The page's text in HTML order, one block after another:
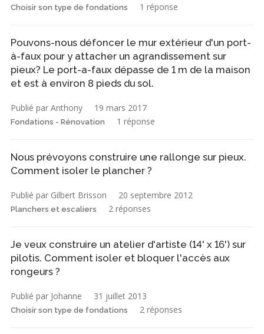
Choisir son type de fondations 1 réponse
Pouvons-nous défoncer le mur extérieur d'un port-
à-faux pour y attacher un agrandissement sur
pieux? Le port-a-faux dépasse de 1 m de la maison
et est à environ 8 pieds du sol.
Publié par Anthony 19 mars 2017
Fondations - Rénovation 1 réponse
Nous prévoyons construire une rallonge sur pieux.
Comment isoler le plancher ?
Publié par Gilbert Brisson 20 septembre 2012
Planchers et escaliers 2 réponses
Je veux construire un atelier d'artiste (14' x 16') sur
pilotis. Comment isoler et bloquer l'accès aux
rongeurs ?
Publié par Johanne 31 juillet 2013
Choisir son type de fondations 2 réponses